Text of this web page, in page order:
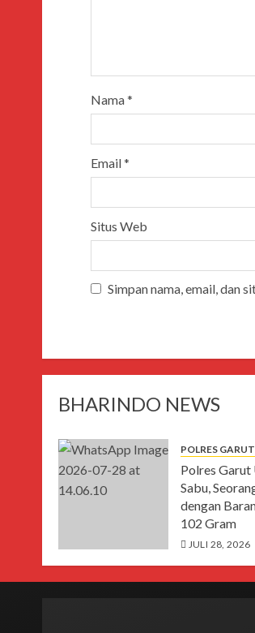
Nama*
Email*
Situs Web
Simpan nama, email, dan
BHARINDO NEWS
POLRES GARUT
Polres Garut
Sabu,
dengan
102 Gram
JULI 28, 2026